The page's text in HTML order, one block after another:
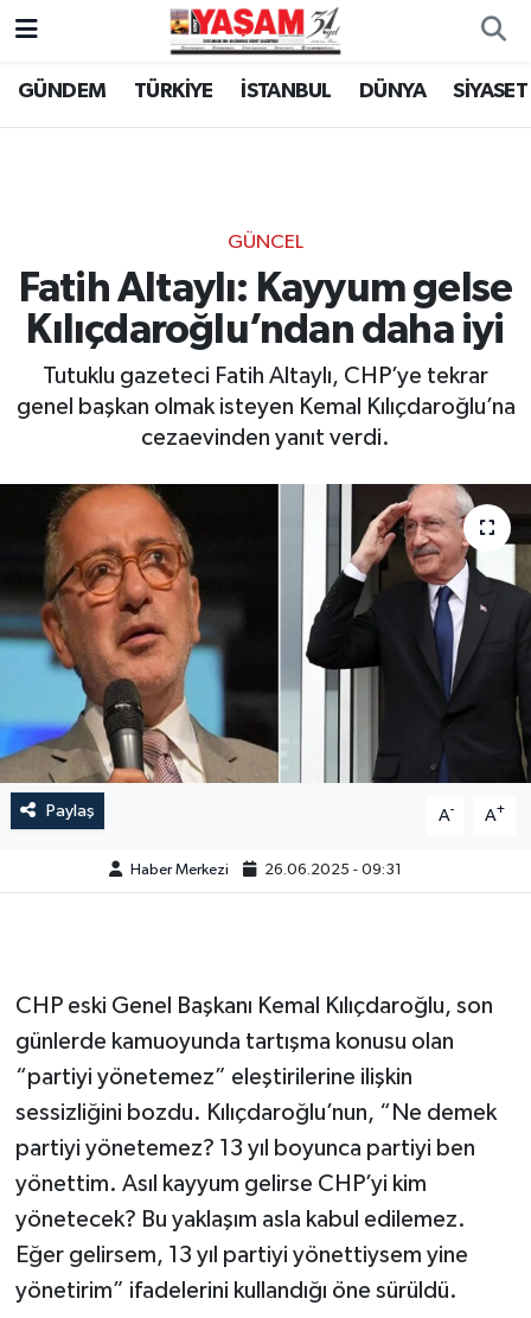
GÜNDEM TÜRKİYE İSTANBUL DÜNYA SİYASET
GÜNCEL
Fatih Altaylı: Kayyum gelse
Kılıçdaroğlu’ndan daha iyi
Tutuklu gazeteci Fatih Altaylı, CHP’ye tekrar
genel başkan olmak isteyen Kemal Kılıçdaroğlu’na
cezaevinden yanıt verdi.
Paylaş A- A+
Haber Merkezi 26.06.2025 - 09:31
CHP eski Genel Başkanı Kemal Kılıçdaroğlu, son
günlerde kamuoyunda tartışma konusu olan
“partiyi yönetemez” eleştirilerine ilişkin
sessizliğini bozdu. Kılıçdaroğlu’nun, “Ne demek
partiyi yönetemez? 13 yıl boyunca partiyi ben
yönettim. Asıl kayyum gelirse CHP’yi kim
yönetecek? Bu yaklaşım asla kabul edilemez.
Eğer gelirsem, 13 yıl partiyi yönettiysem yine
yönetirim” ifadelerini kullandığı öne sürüldü.